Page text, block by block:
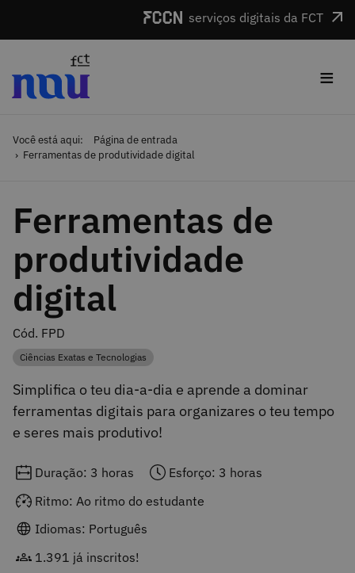
serviços digitais da FCT
≡
Você está aqui:
Página de entrada
Ferramentas de produtividade digital
Ferramentas de
produtividade
digital
Cód. FPD
Categoria
Ciências Exatas e Tecnologias
Simplifica o teu dia-a-dia e aprende a dominar
ferramentas digitais para organizares o teu tempo
e seres mais produtivo!
Duração: 3 horas
Esforço: 3 horas
Ritmo: Ao ritmo do estudante
Idiomas: Português
1.391 já inscritos!